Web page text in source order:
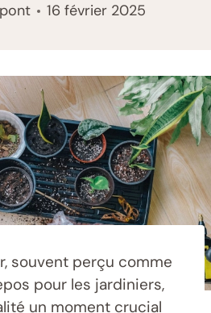
16 février 2025
souvent perçu comme
pour les jardiniers,
un moment crucial